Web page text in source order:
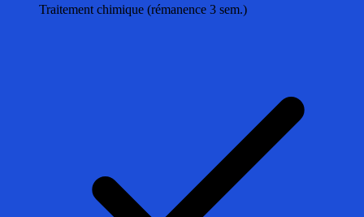
Traitement chimique (rémanence 3 sem.)